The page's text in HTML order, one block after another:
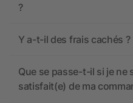
?
Y a-t-il des frais cachés ?
Que se passe-t-il si je ne
satisfait(e) de ma